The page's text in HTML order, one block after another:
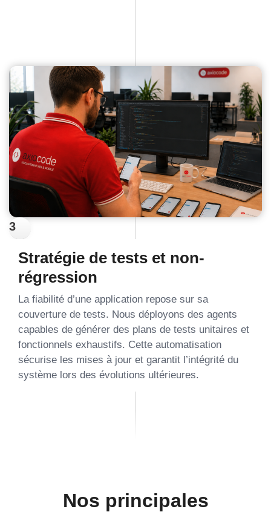
3
Stratégie de tests et non-
régression
La fiabilité d’une application repose sur sa
couverture de tests. Nous déployons des agents
capables de générer des plans de tests unitaires et
fonctionnels exhaustifs. Cette automatisation
sécurise les mises à jour et garantit l’intégrité du
système lors des évolutions ultérieures.
Nos principales